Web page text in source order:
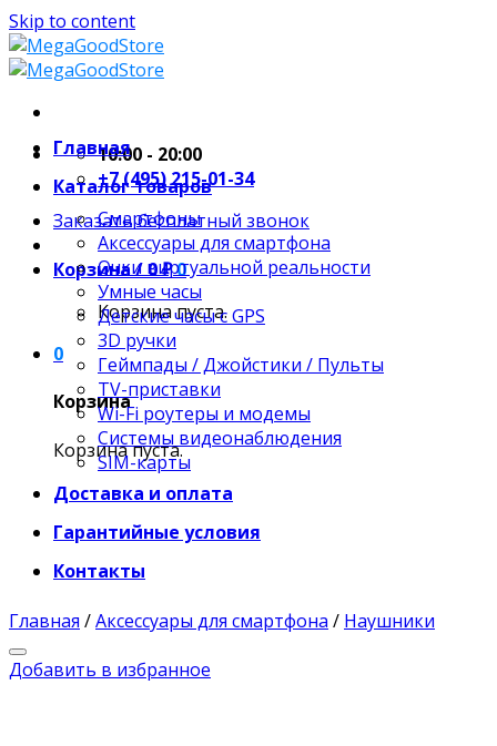
Skip to content
10:00 - 20:00
+7 (495) 215-01-34
Заказать бесплатный звонок
Корзина /0₽0
Корзина пуста.
0
Корзина
Корзина пуста.
Главная
Каталог товаров
Смартфоны
Аксессуары для смартфона
Очки виртуальной реальности
Умные часы
Детские часы с GPS
3D ручки
Геймпады / Джойстики / Пульты
TV-приставки
Wi-Fi роутеры и модемы
Системы видеонаблюдения
SIM-карты
Доставка и оплата
Гарантийные условия
Контакты
Главная /Аксессуары для смартфона / Наушники
Добавить в избранное